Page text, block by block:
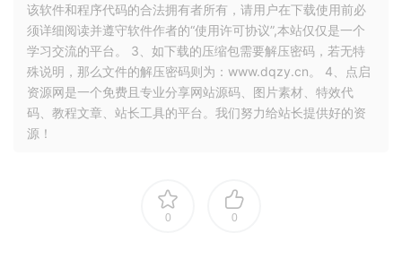
该软件和程序代码的合法拥有者所有，请用户在下载使用前必
须详细阅读并遵守软件作者的“使用许可协议”,本站仅仅是一个
学习交流的平台。 3、如下载的压缩包需要解压密码，若无特
殊说明，那么文件的解压密码则为：www.dqzy.cn。 4、点启
资源网是一个免费且专业分享网站源码、图片素材、特效代
码、教程文章、站长工具的平台。我们努力给站长提供好的资
源！
0 0